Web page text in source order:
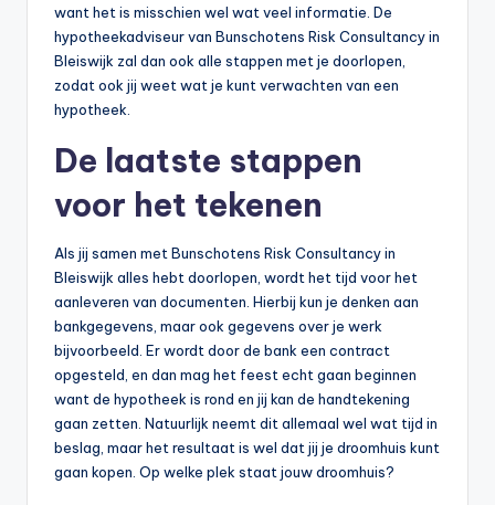
want het is misschien wel wat veel informatie. De
hypotheekadviseur van Bunschotens Risk Consultancy in
Bleiswijk zal dan ook alle stappen met je doorlopen,
zodat ook jij weet wat je kunt verwachten van een
hypotheek.
De laatste stappen
voor het tekenen
Als jij samen met Bunschotens Risk Consultancy in
Bleiswijk alles hebt doorlopen, wordt het tijd voor het
aanleveren van documenten. Hierbij kun je denken aan
bankgegevens, maar ook gegevens over je werk
bijvoorbeeld. Er wordt door de bank een contract
opgesteld, en dan mag het feest echt gaan beginnen
want de hypotheek is rond en jij kan de handtekening
gaan zetten. Natuurlijk neemt dit allemaal wel wat tijd in
beslag, maar het resultaat is wel dat jij je droomhuis kunt
gaan kopen. Op welke plek staat jouw droomhuis?